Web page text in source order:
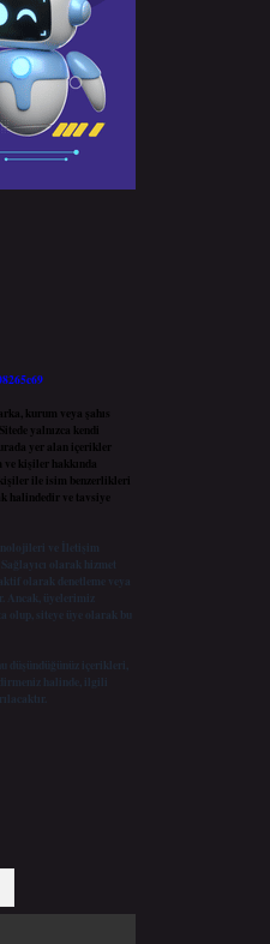
kurum veya şahıs
yalnızca kendi
yer alan içerikler
kişiler hakkında
ile isim benzerlikleri
halindedir ve tavsiye
ve İletişim
olarak hizmet
olarak denetleme veya
Ancak, üyelerimiz
olup, siteye üye olarak bu
düşündüğünüz içerikleri,
halinde, ilgili